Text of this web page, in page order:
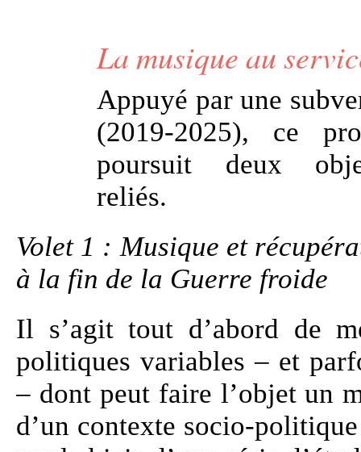
La musique au
Appuyé par une
(2019-2025), ce
poursuit deux
reliés.
Volet 1 : Musique et
à la fin de la Guerre froide
Il s’agit tout d’abord de
politiques variables – et
– dont peut faire l’objet un
d’un contexte socio-